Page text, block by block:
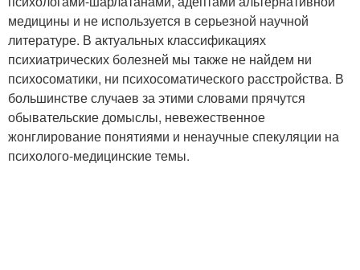
медицины и не используется в серьезной научной
литературе. В актуальных классификациях
психиатрических болезней мы также не найдем ни
психосоматики, ни психосоматического расстройства. В
большинстве случаев за этими словами прячутся
обывательские домыслы, невежественное
жонглирование понятиями и ненаучные спекуляции на
психолого-медицинские темы.